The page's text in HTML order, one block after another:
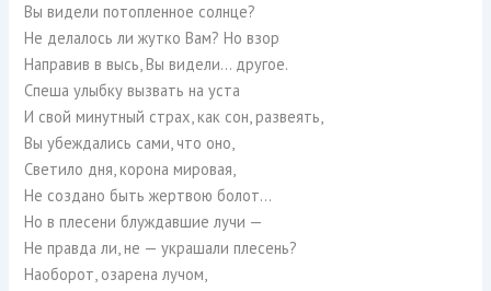
Вы видели потопленное солнце?
Не делалось ли жутко Вам? Но взор
Направив в высь, Вы видели… другое.
Спеша улыбку вызвать на уста
И свой минутный страх, как сон, развеять,
Вы убеждались сами, что оно,
Светило дня, корона мировая,
Не создано быть жертвою болот…
Но в плесени блуждавшие лучи —
Не правда ли, не — украшали плесень?
Наоборот, озарена лучом,